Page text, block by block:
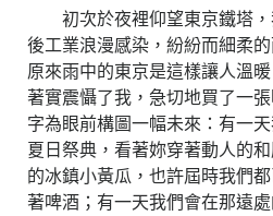
初次於夜裡仰望東京鐵塔，
後工業浪漫感染，紛紛而細柔
原來雨中的東京是這樣讓人溫
著實震懾了我，急切地買了一
字為眼前構圖一幅未來：有一
夏日祭典，看著妳穿著動人的
的冰鎮小黃瓜，也許屆時我們
著啤酒；有一天我們會在那遠